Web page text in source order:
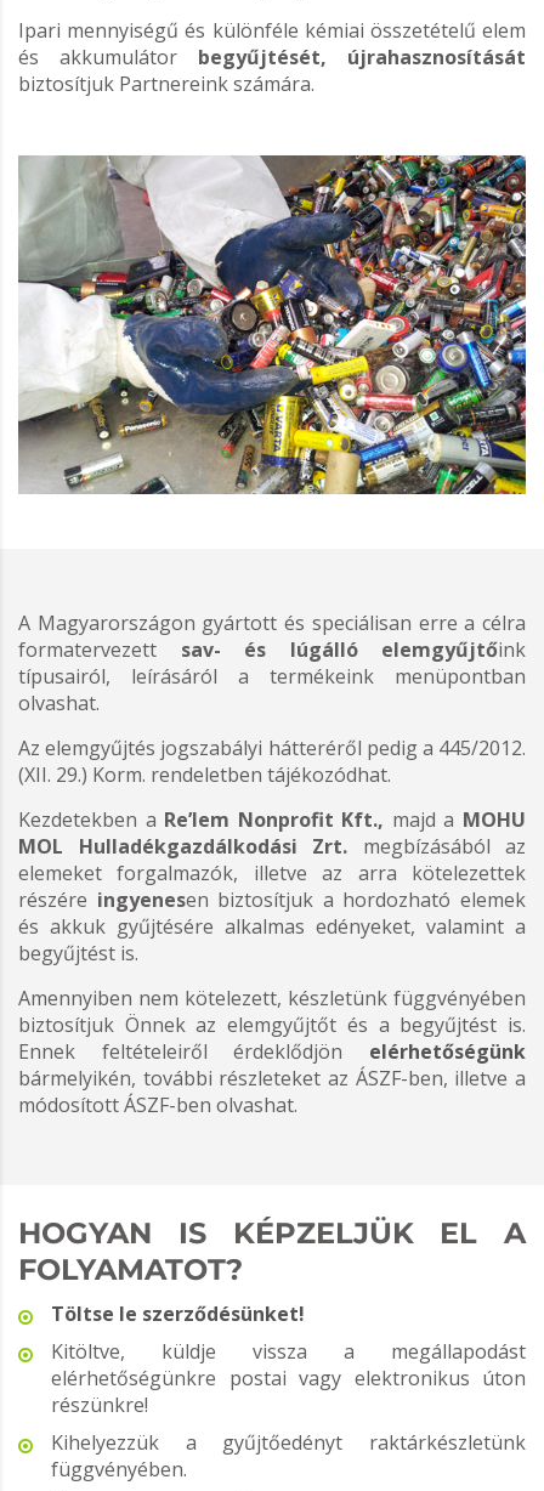
Ipari mennyiségű és különféle kémiai összetételű elem
és akkumulátor begyűjtését, újrahasznosítását
biztosítjuk Partnereink számára.
A Magyarországon gyártott és speciálisan erre a célra
formatervezett sav- és lúgálló elemgyűjtőink
típusairól, leírásáról a termékeink menüpontban
olvashat.
Az elemgyűjtés jogszabályi hátteréről pedig a 445/2012.
(XII. 29.) Korm. rendeletben tájékozódhat.
Kezdetekben a Re’lem Nonprofit Kft., majd a MOHU
MOL Hulladékgazdálkodási Zrt. megbízásából az
elemeket forgalmazók, illetve az arra kötelezettek
részére ingyenesen biztosítjuk a hordozható elemek
és akkuk gyűjtésére alkalmas edényeket, valamint a
begyűjtést is.
Amennyiben nem kötelezett, készletünk függvényében
biztosítjuk Önnek az elemgyűjtőt és a begyűjtést is.
Ennek feltételeiről érdeklődjön elérhetőségünk
bármelyikén, további részleteket az ÁSZF-ben, illetve a
módosított ÁSZF-ben olvashat.
HOGYAN IS KÉPZELJÜK EL A
FOLYAMATOT?
Töltse le szerződésünket!
Kitöltve, küldje vissza a megállapodást
elérhetőségünkre postai vagy elektronikus úton
részünkre!
Kihelyezzük a gyűjtőedényt raktárkészletünk
függvényében.